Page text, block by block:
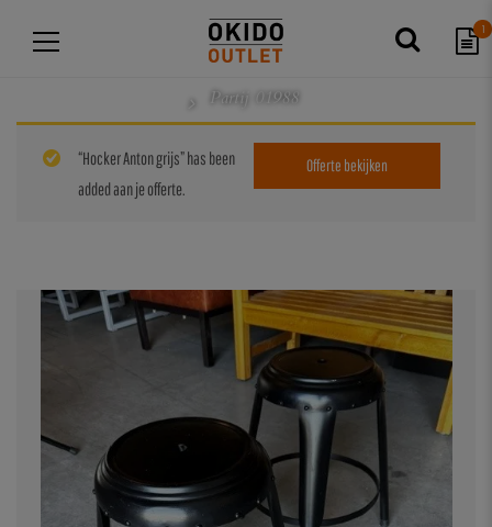
1
Partij 01988
Offerte bekijken
“Hocker Anton grijs” has been
added aan je offerte.